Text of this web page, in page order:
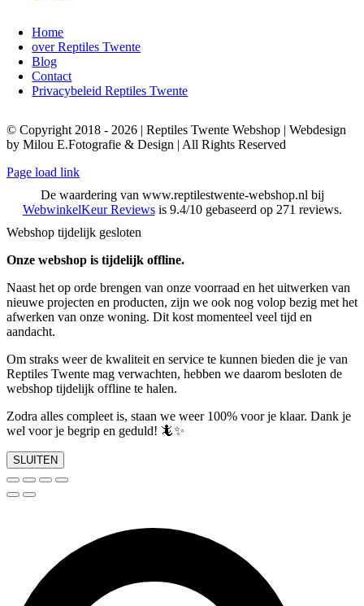
Home
over Reptiles Twente
Blog
Contact
Privacybeleid Reptiles Twente
© Copyright 2018 - 2026 | Reptiles Twente Webshop | Webdesign
by Milou E.Fotografie & Design | All Rights Reserved
Page load link
De waardering van www.reptilestwente-webshop.nl bij
WebwinkelKeur Reviewsis 9.4/10 gebaseerd op 271 reviews.
Webshop tijdelijk gesloten
Onze webshop is tijdelijk offline.
Naast het op orde brengen van onze voorraad en het uitwerken van
nieuwe projecten en producten, zijn we ook nog volop bezig met het
afwerken van onze woning. Dit kost momenteel veel tijd en
aandacht.
Om straks weer de kwaliteit en service te kunnen bieden die je van
Reptiles Twente mag verwachten, hebben we daarom besloten de
webshop tijdelijk offline te halen.
Zodra alles compleet is, staan we weer 100% voor je klaar. Dank je
wel voor je begrip en geduld! 🦎✨
SLUITEN